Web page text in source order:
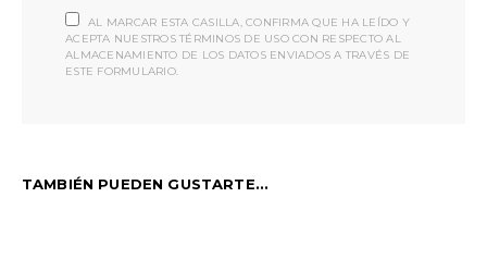
AL MARCAR ESTA CASILLA, CONFIRMA QUE HA LEÍDO Y
ACEPTA NUESTROS TÉRMINOS DE USO CON RESPECTO AL
ALMACENAMIENTO DE LOS DATOS ENVIADOS A TRAVÉS DE
ESTE FORMULARIO.
TAMBIÉN PUEDEN GUSTARTE...